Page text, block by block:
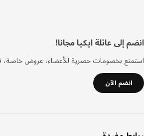
إلى عائلة ايكيا مجانا!
بخصومات حصرية للأعضاء، عروض خاصة،
انضم الآن